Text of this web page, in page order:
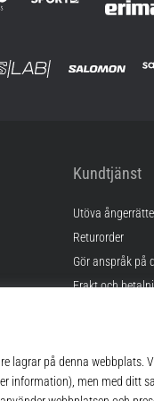
Kundtjänst
Utöva
Returorder
Gör anspråk på
Frakt och
FAQ
Sekretesspolicy